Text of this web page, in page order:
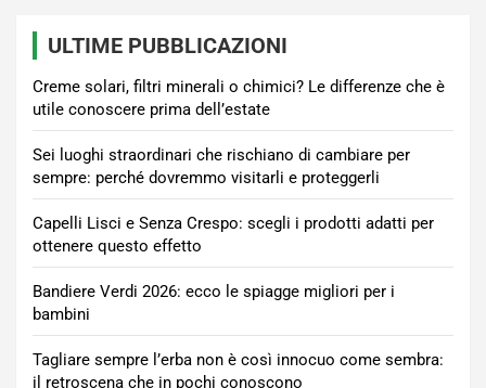
ULTIME PUBBLICAZIONI
Creme solari, filtri minerali o chimici? Le differenze che è
utile conoscere prima dell’estate
Sei luoghi straordinari che rischiano di cambiare per
sempre: perché dovremmo visitarli e proteggerli
Capelli Lisci e Senza Crespo: scegli i prodotti adatti per
ottenere questo effetto
Bandiere Verdi 2026: ecco le spiagge migliori per i
bambini
Tagliare sempre l’erba non è così innocuo come sembra:
il retroscena che in pochi conoscono